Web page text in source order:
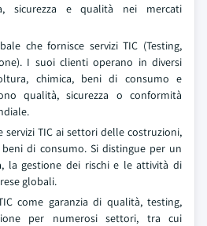
sicurezza e qualità nei mercati
che fornisce servizi TIC (Testing,
I suoi clienti operano in diversi
chimica, beni di consumo e
qualità, sicurezza o conformità
servizi TIC ai settori delle costruzioni,
di consumo. Si distingue per un
la gestione dei rischi e le attività di
globali.
come garanzia di qualità, testing,
per numerosi settori, tra cui